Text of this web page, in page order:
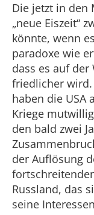
Die jetzt in den
„neue Eiszeit“
könnte, wenn
paradoxe wie
dass es auf
friedlicher
haben die USA
Kriege
den bald zwei
der Auflösung
Russland, das
seine